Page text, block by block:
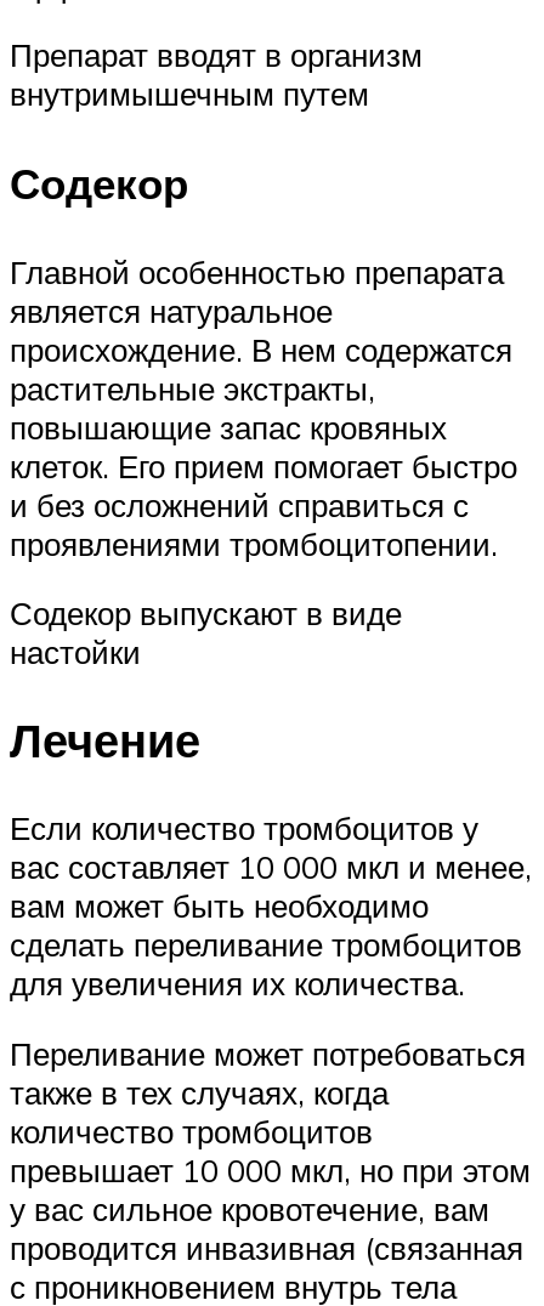
Препарат вводят в организм
внутримышечным путем
Содекор
Главной особенностью препарата
является натуральное
происхождение. В нем содержатся
растительные экстракты,
повышающие запас кровяных
клеток. Его прием помогает быстро
и без осложнений справиться с
проявлениями тромбоцитопении.
Содекор выпускают в виде
настойки
Лечение
Если количество тромбоцитов у
вас составляет 10 000 мкл и менее,
вам может быть необходимо
сделать переливание тромбоцитов
для увеличения их количества.
Переливание может потребоваться
также в тех случаях, когда
количество тромбоцитов
превышает 10 000 мкл, но при этом
у вас сильное кровотечение, вам
проводится инвазивная (связанная
с проникновением внутрь тела